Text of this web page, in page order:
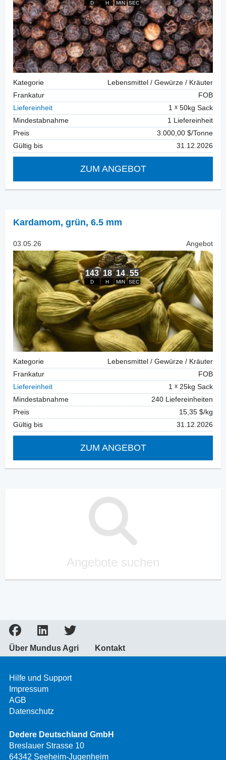
Kategorie
Lebensmittel / Gewürze / Kräuter
Frankatur
FOB
Liefereinheit
1
50kg Sack
Mindestabnahme
1 Liefereinheit
Preis
3.000,00 $/Tonne
Gültig bis
31.12.2026
ZUM ANGEBOT
Kardamom, grün, 6.5 mm
03.05.26 Angebot
Kategorie
Lebensmittel / Gewürze / Kräuter
Frankatur
FOB
Liefereinheit
1
25kg Sack
Mindestabnahme
240 Liefereinheiten
Preis
15,35 $/kg
Gültig bis
31.12.2026
ZUM ANGEBOT
Angebote suchen
Über Mundus Agri Kontakt
Hilfe und Support
Impressum
AGB
Datenschutz
Dedere Deutschland GmbH
Breslauer Strasse 10
64342 Seeheim-Jugenheim